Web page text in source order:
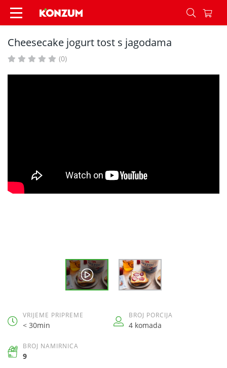
Cheesecake jogurt tost s jagodama - Recepti -
Cheesecake jogurt tost s jagodama
(0)
VRIJEME PRIPREME
< 30min
BROJ PORCIJA
4 komada
BROJ NAMIRNICA
9